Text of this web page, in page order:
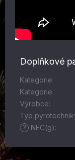
Doplňkové
Kategorie:
Kategorie:
Výrobce:
Typ
?
NEC(g):